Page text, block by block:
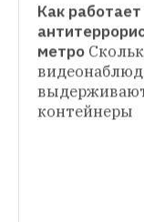
ЛЮДИ В ГОРОДЕ
СИТУАЦИЯ
Крупная
Москвы
о
Миллионы
зашифрованы
Как
метро
контейнеры